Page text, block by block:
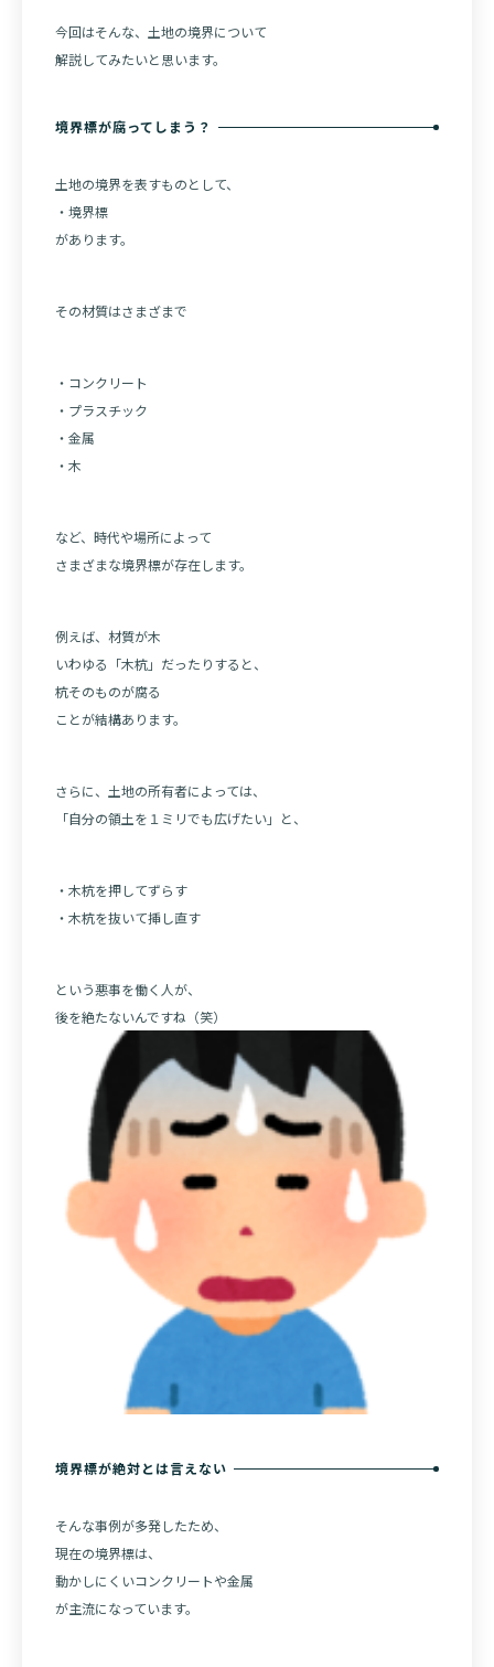
今回はそんな、土地の境界について
解説してみたいと思います。
境界標が腐ってしまう？
土地の境界を表すものとして、
・境界標
があります。
その材質はさまざまで
・コンクリート
・プラスチック
・金属
・木
など、時代や場所によって
さまざまな境界標が存在します。
例えば、材質が木
いわゆる「木杭」だったりすると、
杭そのものが腐る
ことが結構あります。
さらに、土地の所有者によっては、
「自分の領土を１ミリでも広げたい」と、
・木杭を押してずらす
・木杭を抜いて挿し直す
という悪事を働く人が、
後を絶たないんですね（笑）
境界標が絶対とは言えない
そんな事例が多発したため、
現在の境界標は、
動かしにくいコンクリートや金属
が主流になっています。